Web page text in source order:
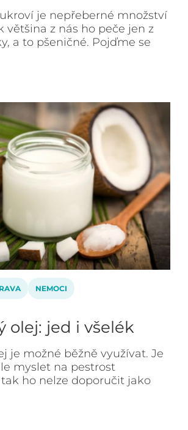
je nepřeberné množství
většina z nás ho peče jen z
a to pšeničné. Pojďme se
NEMOCI
olej: jed i všelék
je možné běžně využívat. Je
myslet na pestrost
ho nelze doporučit jako